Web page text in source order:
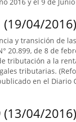
(19/04/2016)
y transición de
20.899, de 8 de
tributación a la
tributarias.
en el Diario
(13/04/2016)